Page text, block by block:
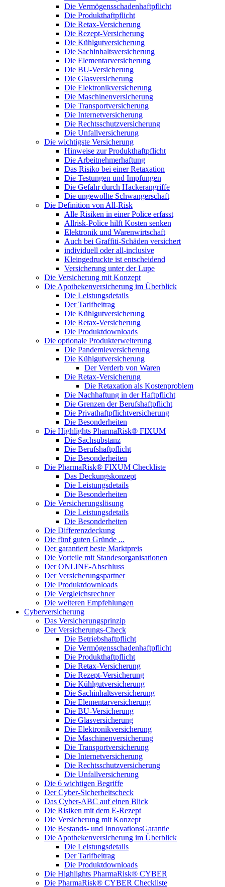
Die Vermögensschadenhaftpflicht
Die Produkthaftpflicht
Die Retax-Versicherung
Die Rezept-Versicherung
Die Kühlgutversicherung
Die Sachinhaltsversicherung
Die Elementarversicherung
Die BU-Versicherung
Die Glasversicherung
Die Elektronikversicherung
Die Maschinenversicherung
Die Transportversicherung
Die Internetversicherung
Die Rechtsschutzversicherung
Die Unfallversicherung
Die wichtigste Versicherung
Hinweise zur Produkthaftpflicht
Die Arbeitnehmerhaftung
Das Risiko bei einer Retaxation
Die Testungen und Impfungen
Die Gefahr durch Hackerangriffe
Die ungewollte Schwangerschaft
Die Definition von All-Risk
Alle Risiken in einer Police erfasst
Allrisk-Police hilft Kosten senken
Elektronik und Warenwirtschaft
Auch bei Graffiti-Schäden versichert
individuell oder all-inclusive
Kleingedruckte ist entscheidend
Versicherung unter der Lupe
Die Versicherung mit Konzept
Die Apothekenversicherung im Überblick
Die Leistungsdetails
Der Tarifbeitrag
Die Kühlgutversicherung
Die Retax-Versicherung
Die Produktdownloads
Die optionale Produkterweiterung
Die Pandemieversicherung
Die Kühlgutversicherung
Der Verderb von Waren
Die Retax-Versicherung
Die Retaxation als Kostenproblem
Die Nachhaftung in der Haftpflicht
Die Grenzen der Berufshaftpflicht
Die Privathaftpflichtversicherung
Die Besonderheiten
Die Highlights PharmaRisk® FIXUM
Die Sachsubstanz
Die Berufshaftpflicht
Die Besonderheiten
Die PharmaRisk® FIXUM Checkliste
Das Deckungskonzept
Die Leistungsdetails
Die Besonderheiten
Die Versicherungslösung
Die Leistungsdetails
Die Besonderheiten
Die Differenzdeckung
Die fünf guten Gründe ...
Der garantiert beste Marktpreis
Die Vorteile mit Standesorganisationen
Der ONLINE-Abschluss
Der Versicherungspartner
Die Produktdownloads
Die Vergleichsrechner
Die weiteren Empfehlungen
Cyberversicherung
Das Versicherungsprinzip
Der Versicherungs-Check
Die Betriebshaftpflicht
Die Vermögensschadenhaftpflicht
Die Produkthaftpflicht
Die Retax-Versicherung
Die Rezept-Versicherung
Die Kühlgutversicherung
Die Sachinhaltsversicherung
Die Elementarversicherung
Die BU-Versicherung
Die Glasversicherung
Die Elektronikversicherung
Die Maschinenversicherung
Die Transportversicherung
Die Internetversicherung
Die Rechtsschutzversicherung
Die Unfallversicherung
Die 6 wichtigen Begriffe
Der Cyber-Sicher­heits­check
Das Cyber-ABC auf einen Blick
Die Risiken mit dem E-Rezept
Die Versicherung mit Konzept
Die Bestands- und InnovationsGarantie
Die Apothekenversicherung im Überblick
Die Leistungsdetails
Der Tarifbeitrag
Die Produktdownloads
Die Highlights PharmaRisk® CYBER
Die PharmaRisk® CYBER Checkliste